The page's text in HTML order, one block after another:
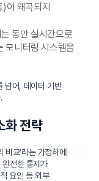
이 왜곡되지
동안 실시간으로
모니터링 시스템을
넘어, 데이터 기반
화 전략
비교’라는 가정하에
완전한 통제가
요인 등 외부